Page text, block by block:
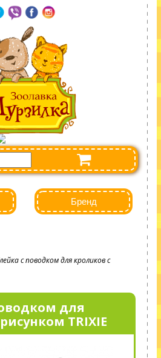
Бренд
с поводком для кроликов с
для
TRIXIE